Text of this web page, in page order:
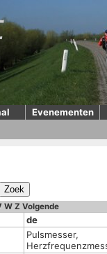
Evenementen
W Z Volgende
de
Pulsmesser,